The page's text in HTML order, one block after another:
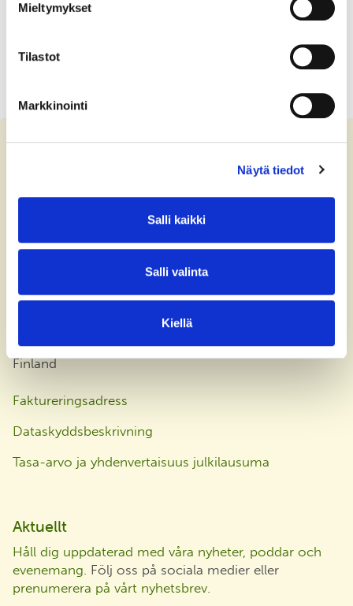
Mieltymykset
Tilastot
Markkinointi
Näytä tiedot
Salli kaikki
Salli valinta
Kiellä
Kontakta oss
donations@bsag.fi
FI-02150 Esbo
Finland
Faktureringsadress
Dataskyddsbeskrivning
Tasa-arvo ja yhdenvertaisuus julkilausuma
Aktuellt
Håll dig uppdaterad med våra nyheter, poddar och
evenemang. Följ oss på sociala medier eller
prenumerera på vårt nyhetsbrev.